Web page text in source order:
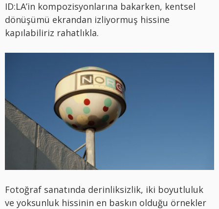
ID:LA’in kompozisyonlarına bakarken, kentsel
dönüşümü ekrandan izliyormuş hissine
kapılabiliriz rahatlıkla.
Fotoğraf sanatında derinliksizlik, iki boyutluluk
ve yoksunluk hissinin en baskın olduğu örnekler